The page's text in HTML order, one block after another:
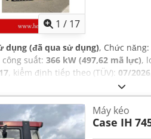
1 / 17
dụng (đã qua sử dụng), Chức năng:
công suất: 366 kW (497,62 mã lực),
, kiểm định tiếp theo (TÜV): 07/2026
cabin, chiếu sáng,
Máy kéo
Case IH